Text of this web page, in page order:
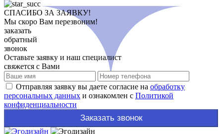
СПАСИБО ЗА ЗАЯВКУ!
Мы скоро Вам перезвоним!
заказать
обратный
звонок
Оставьте заявку и наш специалист
свяжется с Вами
Отправляя заявку вы даете согласие на обработку
персональных данных и ознакомлен с Политикой
конфиденциальности